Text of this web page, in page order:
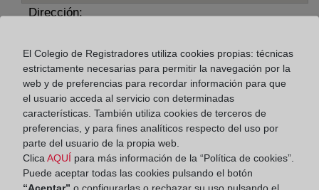
Dirección:
Horario:
De lunes a viernes de 09:00 a 17:00 horas
Agosto: De lunes a viernes de 09:00 a 14:00 horas
Los días 24 y 31 de diciembre de 09:00 a 14:00
horas
El Colegio de Registradores utiliza cookies propias: técnicas
estrictamente necesarias para permitir la navegación por la
web y de preferencias para recordar información para que
el usuario acceda al servicio con determinadas
características. También utiliza cookies de terceros de
preferencias, y para fines analíticos respecto del uso por
parte del usuario de la propia web.
Clica AQUÍ para más información de la “Política de cookies”.
Puede aceptar todas las cookies pulsando el botón
“Aceptar” o configurarlas o rechazar su uso pulsando el